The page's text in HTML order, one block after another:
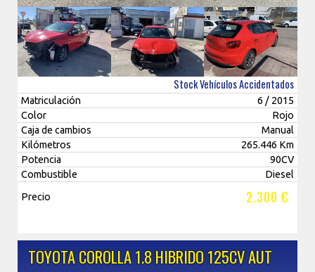
Stock Vehículos Accidentados
Matriculación
6 / 2015
Color
Rojo
Caja de cambios
Manual
Kilómetros
265.446 Km
Potencia
90CV
Combustible
Diesel
Precio
2.300 €
TOYOTA COROLLA 1.8 HIBRIDO 125CV AUT